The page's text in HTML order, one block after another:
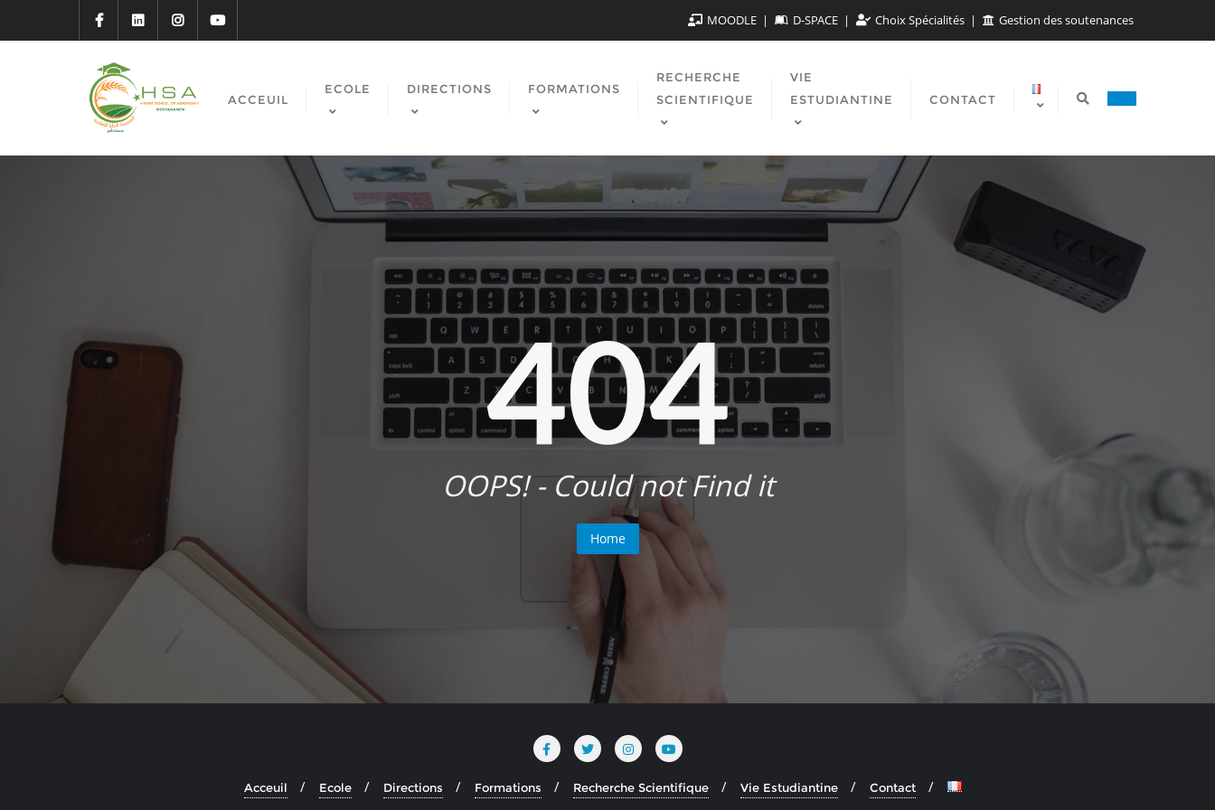
MOODLE D-SPACE Choix Spécialités Gestion des soutenances
ACCEUIL
ECOLE DIRECTIONS FORMATIONS
RECHERCHE
SCIENTIFIQUE
VIE
ESTUDIANTINE
CONTACT
404
OOPS! - Could not Find it
Home
Acceuil Ecole Directions Formations Recherche Scientifique Vie Estudiantine Contact